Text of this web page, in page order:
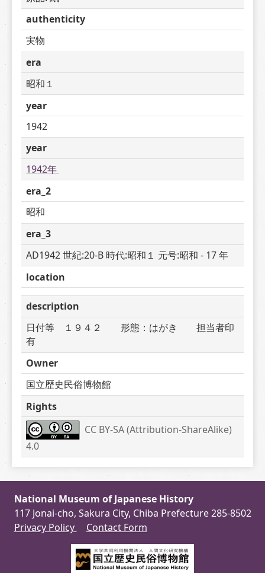
authenticity
実物
era
昭和１
year
1942
year
1942年
era_2
昭和
era_3
AD1942 世紀:20-B 時代:昭和１ 元号:昭和 - 17 年
location
description
日付等　１９４２　　形態：はがき　　担当者印
有
Owner
国立歴史民俗博物館
Rights
CC BY-SA (Attribution-ShareAlike)
4.0
National Museum of Japanese History
117 Jonai-cho, Sakura City, Chiba Prefecture 285-8502
Privacy Policy
Contact Form